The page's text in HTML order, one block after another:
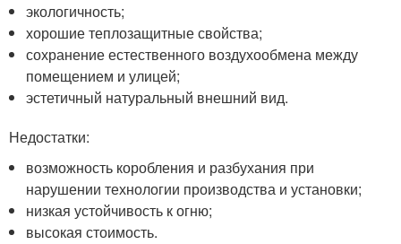
экологичность;
хорошие теплозащитные свойства;
сохранение естественного воздухообмена между
помещением и улицей;
эстетичный натуральный внешний вид.
Недостатки:
возможность коробления и разбухания при
нарушении технологии производства и установки;
низкая устойчивость к огню;
высокая стоимость.